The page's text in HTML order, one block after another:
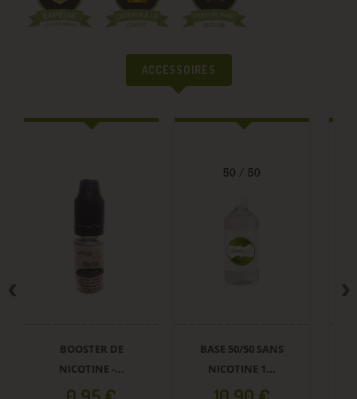
ACCESSOIRES
BOOSTER DE
NICOTINE -...
BASE 50/50 SANS
NICOTINE 1...